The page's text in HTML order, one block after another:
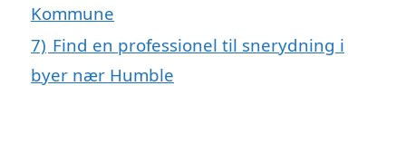
Kommune
7) Find en professionel til snerydning i
byer nær Humble